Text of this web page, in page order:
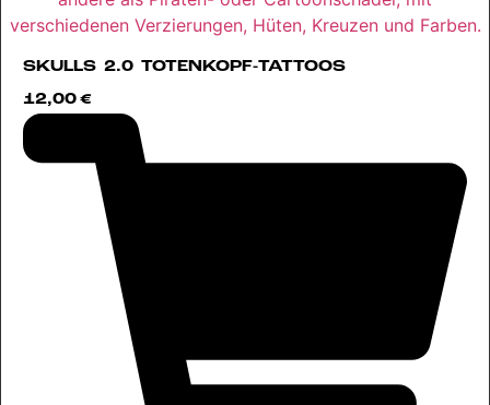
SKULLS 2.0 TOTENKOPF-TATTOOS
12,00 €